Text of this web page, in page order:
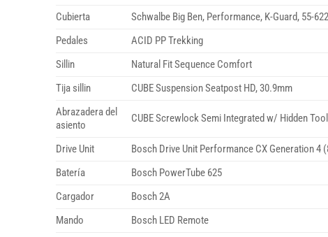
Cubierta
Schwalbe Big Ben, Performance, K-Guard, 55-622
Pedales
ACID PP Trekking
Sillin
Natural Fit Sequence Comfort
Tija sillin
CUBE Suspension Seatpost HD, 30.9mm
Abrazadera del
asiento
CUBE Screwlock Semi Integrated w/ Hidden
Drive Unit
Bosch Drive Unit Performance CX Generation 4
Batería
Bosch PowerTube 625
Cargador
Bosch 2A
Mando
Bosch LED Remote